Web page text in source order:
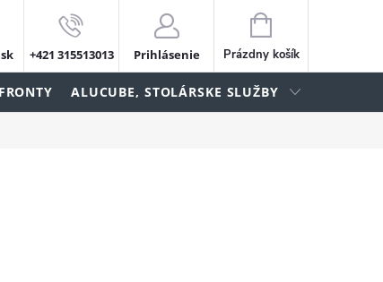
+421 315513013 Prihlásenie
NÁKUPNÝ
KOŠÍK
Prázdny košík
ALUCUBE, STOLÁRSKE SLUŽBY